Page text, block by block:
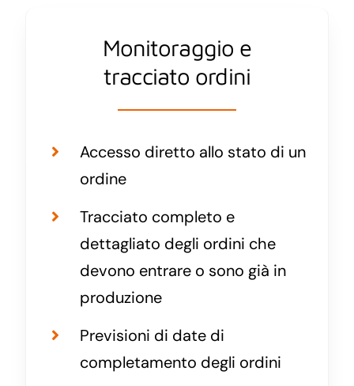
Monitoraggio e
tracciato ordini
Accesso diretto allo stato di un
ordine
Tracciato completo e
dettagliato degli ordini che
devono entrare o sono già in
produzione
Previsioni di date di
completamento degli ordini